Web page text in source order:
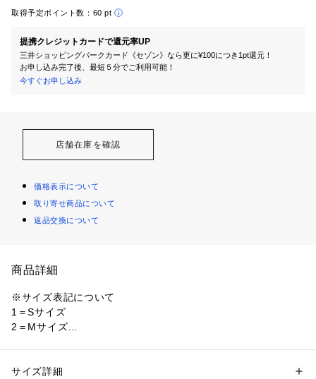
取得予定ポイント数： 60 pt
提携クレジットカードで還元率UP
三井ショッピングパークカード《セゾン》なら更に¥100につき1pt還元！
お申し込み完了後、最短５分でご利用可能！
今すぐお申し込み
店舗在庫を確認
価格表示について
取り寄せ商品について
返品交換について
商品詳細
※サイズ表記について
1＝Sサイズ
2＝Mサイズ
性別：レディース
サイズ詳細